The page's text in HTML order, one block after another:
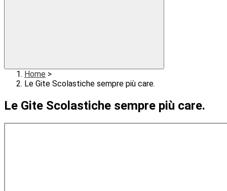
Home >
Le Gite Scolastiche sempre più care.
Le Gite Scolastiche sempre più care.